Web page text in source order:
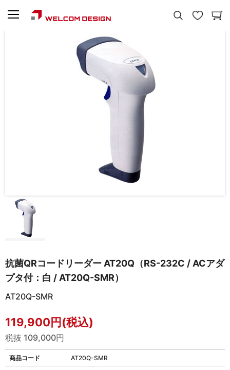
抗菌QRコードリーダー AT20Q（RS-232C / ACアダ
プタ付：白 / AT20Q-SMR）
AT20Q-SMR
119,900円(税込)
税抜 109,000円
商品コード AT20Q-SMR